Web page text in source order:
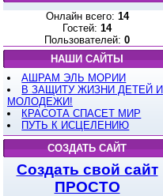
Онлайн всего: 14
Гостей: 14
Пользователей: 0
НАШИ САЙТЫ
АШРАМ ЭЛЬ МОРИИ
В ЗАЩИТУ ЖИЗНИ ДЕТЕЙ И
МОЛОДЕЖИ!
КРАСОТА СПАСЕТ МИР
ПУТЬ К ИСЦЕЛЕНИЮ
СОЗДАТЬ САЙТ
Создать свой сайт
ПРОСТО